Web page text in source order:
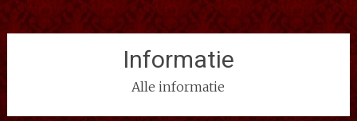
Informatie
Alle informatie